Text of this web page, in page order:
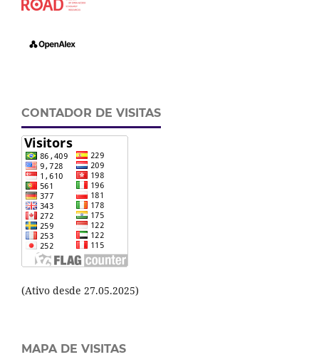
CONTADOR DE VISITAS
(Ativo desde 27.05.2025)
MAPA DE VISITAS